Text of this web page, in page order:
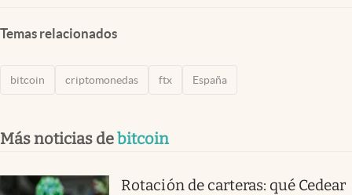
Temas relacionados
bitcoin criptomonedas ftx España
Más noticias debitcoin
Rotación de carteras: qué Cedear